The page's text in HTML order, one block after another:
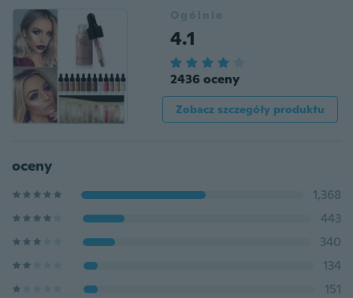
Ogólnie
4.1
2436 oceny
Zobacz szczegóły produktu
oceny
1,368
443
340
134
151